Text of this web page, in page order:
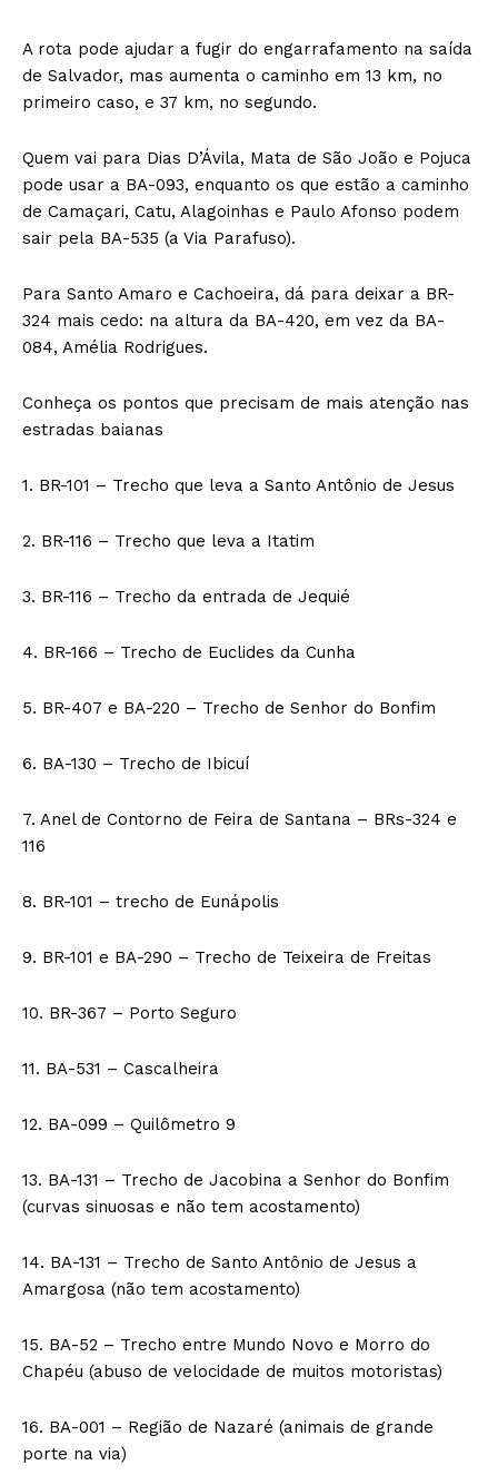
A rota pode ajudar a fugir do engarrafamento na saída
de Salvador, mas aumenta o caminho em 13 km, no
primeiro caso, e 37 km, no segundo.
Quem vai para Dias D’Ávila, Mata de São João e Pojuca
pode usar a BA-093, enquanto os que estão a caminho
de Camaçari, Catu, Alagoinhas e Paulo Afonso podem
sair pela BA-535 (a Via Parafuso).
Para Santo Amaro e Cachoeira, dá para deixar a BR-
324 mais cedo: na altura da BA-420, em vez da BA-
084, Amélia Rodrigues.
Conheça os pontos que precisam de mais atenção nas
estradas baianas
1. BR-101 – Trecho que leva a Santo Antônio de Jesus
2. BR-116 – Trecho que leva a Itatim
3. BR-116 – Trecho da entrada de Jequié
4. BR-166 – Trecho de Euclides da Cunha
5. BR-407 e BA-220 – Trecho de Senhor do Bonfim
6. BA-130 – Trecho de Ibicuí
7. Anel de Contorno de Feira de Santana – BRs-324 e
116
8. BR-101 – trecho de Eunápolis
9. BR-101 e BA-290 – Trecho de Teixeira de Freitas
10. BR-367 – Porto Seguro
11. BA-531 – Cascalheira
12. BA-099 – Quilômetro 9
13. BA-131 – Trecho de Jacobina a Senhor do Bonfim
(curvas sinuosas e não tem acostamento)
14. BA-131 – Trecho de Santo Antônio de Jesus a
Amargosa (não tem acostamento)
15. BA-52 – Trecho entre Mundo Novo e Morro do
Chapéu (abuso de velocidade de muitos motoristas)
16. BA-001 – Região de Nazaré (animais de grande
porte na via)